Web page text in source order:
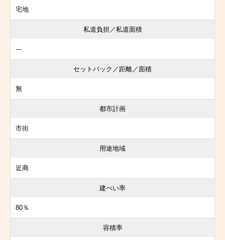
宅地
私道負担／私道面積
---
セットバック／距離／面積
無
都市計画
市街
用途地域
近商
建ぺい率
80％
容積率